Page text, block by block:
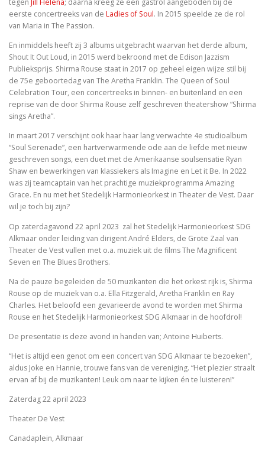
tegen Jill Helena; daarna kreeg ze een gastrol aangeboden bij de
eerste concertreeks van de Ladies of Soul. In 2015 speelde ze de rol
van Maria in The Passion.
En inmiddels heeft zij 3 albums uitgebracht waarvan het derde album,
Shout It Out Loud, in 2015 werd bekroond met de Edison Jazzism
Publieksprijs. Shirma Rouse staat in 2017 op geheel eigen wijze stil bij
de 75e geboortedag van The Aretha Franklin. The Queen of Soul
Celebration Tour, een concertreeks in binnen- en buitenland en een
reprise van de door Shirma Rouse zelf geschreven theatershow “Shirma
sings Aretha”.
In maart 2017 verschijnt ook haar haar lang verwachte 4e studioalbum
“Soul Serenade”, een hartverwarmende ode aan de liefde met nieuw
geschreven songs, een duet met de Amerikaanse soulsensatie Ryan
Shaw en bewerkingen van klassiekers als Imagine en Let it Be. In 2022
was zij teamcaptain van het prachtige muziekprogramma Amazing
Grace. En nu met het Stedelijk Harmonieorkest in Theater de Vest. Daar
wil je toch bij zijn?
Op zaterdagavond 22 april 2023 zal het Stedelijk Harmonieorkest SDG
Alkmaar onder leiding van dirigent André Elders, de Grote Zaal van
Theater de Vest vullen met o.a. muziek uit de films The Magnificent
Seven en The Blues Brothers.
Na de pauze begeleiden de 50 muzikanten die het orkest rijk is, Shirma
Rouse op de muziek van o.a. Ella Fitzgerald, Aretha Franklin en Ray
Charles. Het beloofd een gevarieerde avond te worden met Shirma
Rouse en het Stedelijk Harmonieorkest SDG Alkmaar in de hoofdrol!
De presentatie is deze avond in handen van; Antoine Huiberts.
“Het is altijd een genot om een concert van SDG Alkmaar te bezoeken”,
aldus Joke en Hannie, trouwe fans van de vereniging. “Het plezier straalt
ervan af bij de muzikanten! Leuk om naar te kijken én te luisteren!”
Zaterdag 22 april 2023
Theater De Vest
Canadaplein, Alkmaar